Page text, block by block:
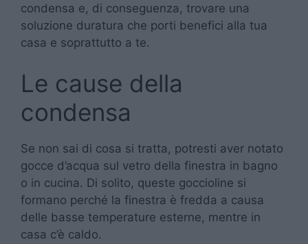
condensa e, di conseguenza, trovare una
soluzione duratura che porti benefici alla tua
casa e soprattutto a te.
Le cause della
condensa
Se non sai di cosa si tratta, potresti aver notato
gocce d’acqua sul vetro della finestra in bagno
o in cucina. Di solito, queste goccioline si
formano perché la finestra è fredda a causa
delle basse temperature esterne, mentre in
casa c’è caldo.